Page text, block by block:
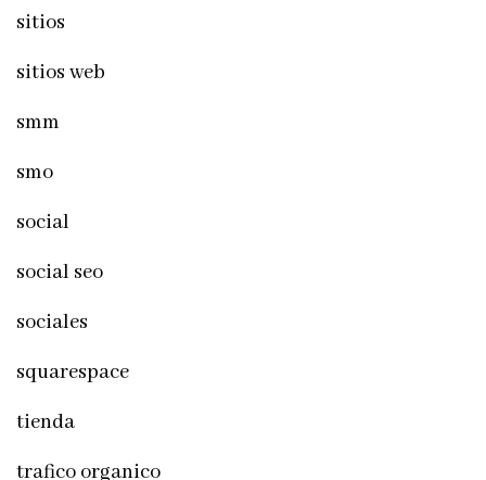
sitios
sitios web
smm
smo
social
social seo
sociales
squarespace
tienda
trafico organico